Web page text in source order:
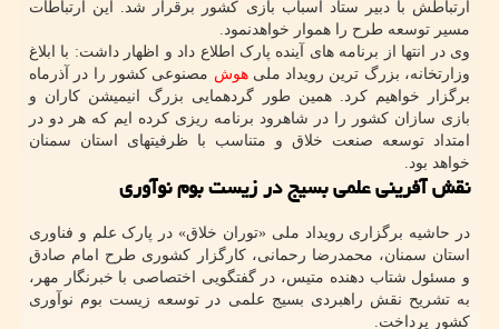
ارتباطش با دبیر ستاد اسباب بازی کشور برقرار شد. این ارتباطات
مسیر توسعه طرح را هموار خواهدنمود.
وی در انتها از برنامه های آینده پارک اطلاع داد و اظهار داشت: با ابلاغ
وزارتخانه، بزرگ ترین رویداد ملیهوش مصنوعی کشور را در آذرماه
برگزار خواهیم کرد. همین طور گردهمایی بزرگ انیمیشن کاران و
بازی سازان کشور را در شاهرود برنامه ریزی کرده ایم که هر دو در
امتداد توسعه صنعت خلاق و متناسب با ظرفیتهای استان سمنان
خواهد بود.
نقش آفرینی علمی بسیج در زیست بوم نوآوری
در حاشیه برگزاری رویداد ملی «توران خلاق» در پارک علم و فناوری
استان سمنان، محمدرضا رحمانی، کارگزار کشوری طرح امام صادق
و مسئول شتاب دهنده متیس، در گفتگویی اختصاصی با خبرنگار مهر،
به تشریح نقش راهبردی بسیج علمی در توسعه زیست بوم نوآوری
کشور پرداخت.